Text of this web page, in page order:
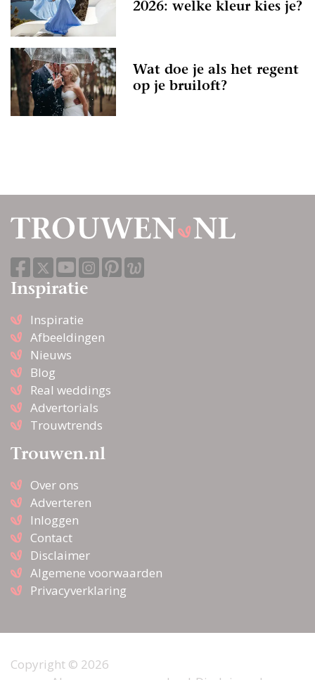
2026: welke kleur kies je?
Wat doe je als het regent
op je bruiloft?
Inspiratie
Inspiratie
Afbeeldingen
Nieuws
Blog
Real weddings
Advertorials
Trouwtrends
Trouwen.nl
Over ons
Adverteren
Inloggen
Contact
Disclaimer
Algemene voorwaarden
Privacyverklaring
Copyright © 2026